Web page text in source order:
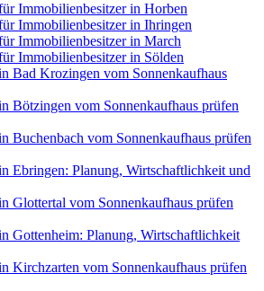
Immobilienbesitzer in Horben
Immobilienbesitzer in Ihringen
Immobilienbesitzer in March
Immobilienbesitzer in Sölden
Bad Krozingen vom Sonnenkaufhaus
Bötzingen vom Sonnenkaufhaus prüfen
Buchenbach vom Sonnenkaufhaus prüfen
Ebringen: Planung, Wirtschaftlichkeit und
Glottertal vom Sonnenkaufhaus prüfen
Gottenheim: Planung, Wirtschaftlichkeit
Kirchzarten vom Sonnenkaufhaus prüfen